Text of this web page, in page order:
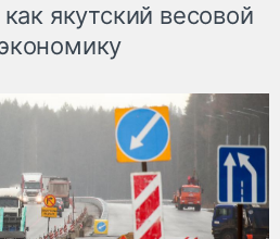
якутский весовой